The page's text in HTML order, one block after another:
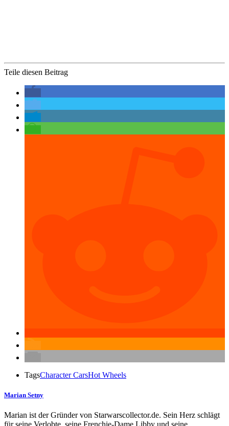
Teile diesen Beitrag
TagsCharacter CarsHot Wheels
Marian Setny
Marian ist der Gründer von Starwarscollector.de. Sein Herz schlägt